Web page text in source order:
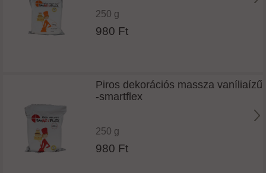
250 g
980 Ft
Piros dekorációs massza vaníliaízű
-smartflex
250 g
980 Ft